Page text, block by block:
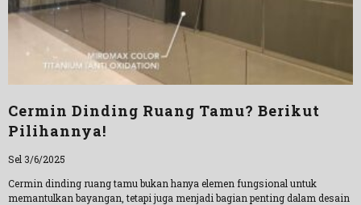
Cermin Dinding Ruang Tamu? Berikut
Pilihannya!
Sel 3/6/2025
Cermin dinding ruang tamu bukan hanya elemen fungsional untuk
memantulkan bayangan, tetapi juga menjadi bagian penting dalam desain